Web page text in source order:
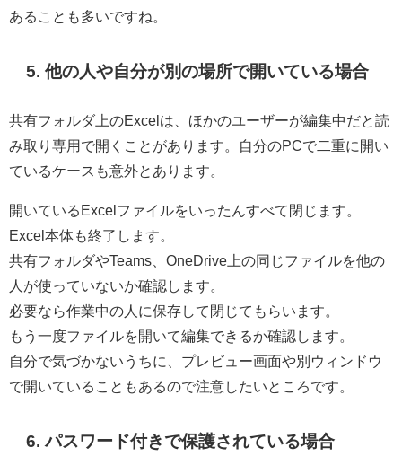
あることも多いですね。
5. 他の人や自分が別の場所で開いている場合
共有フォルダ上のExcelは、ほかのユーザーが編集中だと読
み取り専用で開くことがあります。自分のPCで二重に開い
ているケースも意外とあります。
開いているExcelファイルをいったんすべて閉じます。
Excel本体も終了します。
共有フォルダやTeams、OneDrive上の同じファイルを他の
人が使っていないか確認します。
必要なら作業中の人に保存して閉じてもらいます。
もう一度ファイルを開いて編集できるか確認します。
自分で気づかないうちに、プレビュー画面や別ウィンドウ
で開いていることもあるので注意したいところです。
6. パスワード付きで保護されている場合